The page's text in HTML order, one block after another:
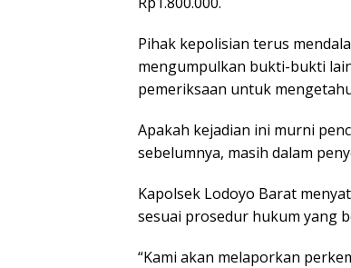
Pihak kepolisian terus
mengumpulkan bukti-bukti
pemeriksaan untuk
Apakah kejadian ini murni
sebelumnya, masih dalam
Kapolsek Lodoyo Barat
sesuai prosedur hukum yang
“Kami akan melaporkan